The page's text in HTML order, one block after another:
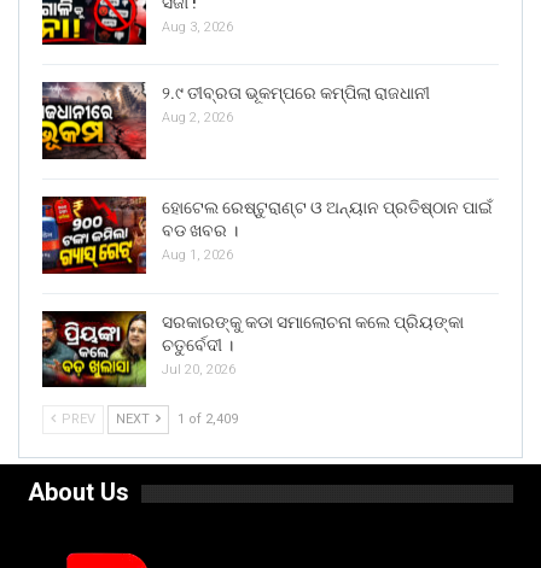
Aug 3, 2026
୨.୯ ତୀବ୍ରତା ଭୂକମ୍ପରେ କମ୍ପିଲା ରାଜଧାନୀ
Aug 2, 2026
ହୋଟେଲ ରେଷ୍ଟୁରାଣ୍ଟ ଓ ଅନ୍ୟାନ ପ୍ରତିଷ୍ଠାନ ପାଇଁ
ବଡ ଖବର ।
Aug 1, 2026
ସରକାରଙ୍କୁ କଡା ସମାଲୋଚନା କଲେ ପ୍ରିୟଙ୍କା
ଚତୁର୍ବେଦୀ ।
Jul 20, 2026
PREV NEXT 1 of 2,409
About Us